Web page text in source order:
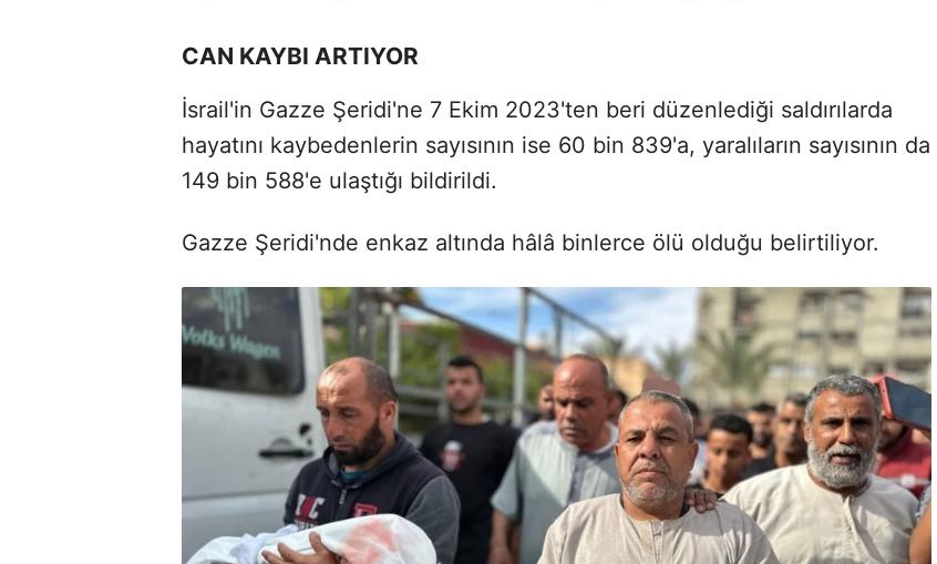
CAN KAYBI ARTIYOR
İsrail'in Gazze Şeridi'ne 7 Ekim 2023'ten beri düzenlediği saldırılarda
hayatını kaybedenlerin sayısının ise 60 bin 839'a, yaralıların sayısının da
149 bin 588'e ulaştığı bildirildi.
Gazze Şeridi'nde enkaz altında hâlâ binlerce ölü olduğu belirtiliyor.